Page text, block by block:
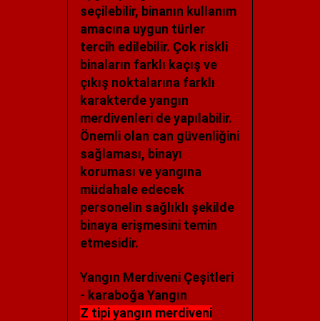
seçilebilir, binanın kullanım
amacına uygun türler
tercih edilebilir. Çok riskli
binaların farklı kaçış ve
çıkış noktalarına farklı
karakterde yangın
merdivenleri de yapılabilir.
Önemli olan can güvenliğini
sağlaması, binayı
koruması ve yangına
müdahale edecek
personelin sağlıklı şekilde
binaya erişmesini temin
etmesidir.
Yangın Merdiveni Çeşitleri
- karaboğa Yangın
Z tipi yangın merdiveni